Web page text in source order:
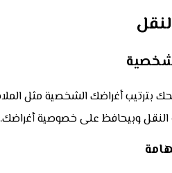
بترتيب أغراضك الشخصية مثل
وبيحافظ على خصوصية أغراضك.